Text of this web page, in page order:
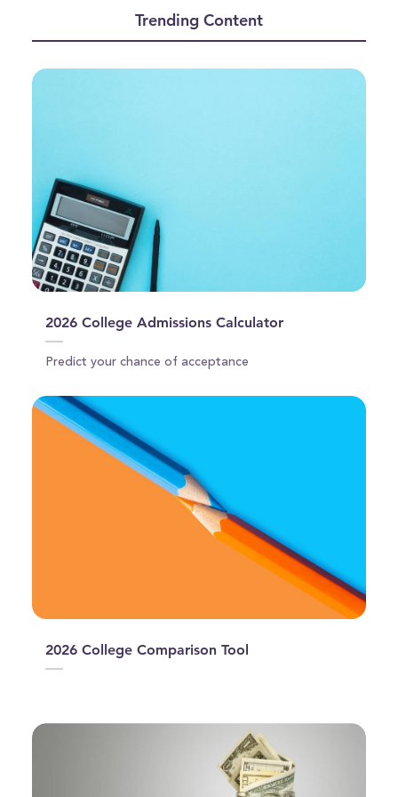
Trending Content
2026 College Admissions Calculator
Predict your chance of acceptance
2026 College Comparison Tool